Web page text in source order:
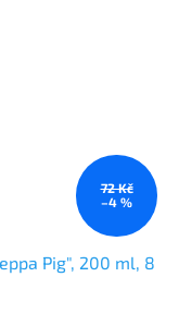
72 Kč
–4 %
Pig", 200 ml, 8